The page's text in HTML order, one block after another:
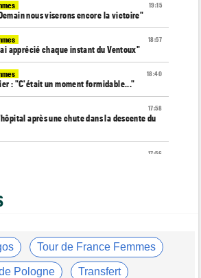
19:15
nous viserons encore la victoire"
18:57
apprécié chaque instant du Ventoux"
18:40
: "C'était un moment formidable..."
17:58
après une chute dans la descente du
17:56
coup double sur la 7e étape
17:03
sans pub ni pop up : 9,99€ pour 1
Tour de France Femmes
Pologne Transfert